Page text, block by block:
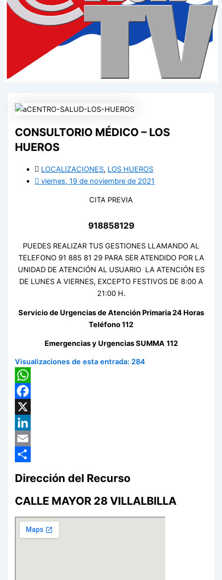
CONSULTORIO MÉDICO – LOS
HUEROS
LOCALIZACIONES, LOS HUEROS
viernes, 19 de noviembre de 2021
CITA PREVIA
918858129
PUEDES REALIZAR TUS GESTIONES LLAMANDO AL
TELEFONO 91 885 81 29 PARA SER ATENDIDO POR LA
UNIDAD DE ATENCIÓN AL USUARIO LA ATENCIÓN ES
DE LUNES A VIERNES, EXCEPTO FESTIVOS DE 8:00 A
21:00 H.
Servicio de Urgencias de Atención Primaria 24 Horas
Teléfono 112
Emergencias y Urgencias SUMMA 112
Visualizaciones de esta entrada: 284
WhatsApp
Facebook
X
LinkedIn
Email
Dirección del Recurso
CALLE MAYOR 28 VILLALBILLA